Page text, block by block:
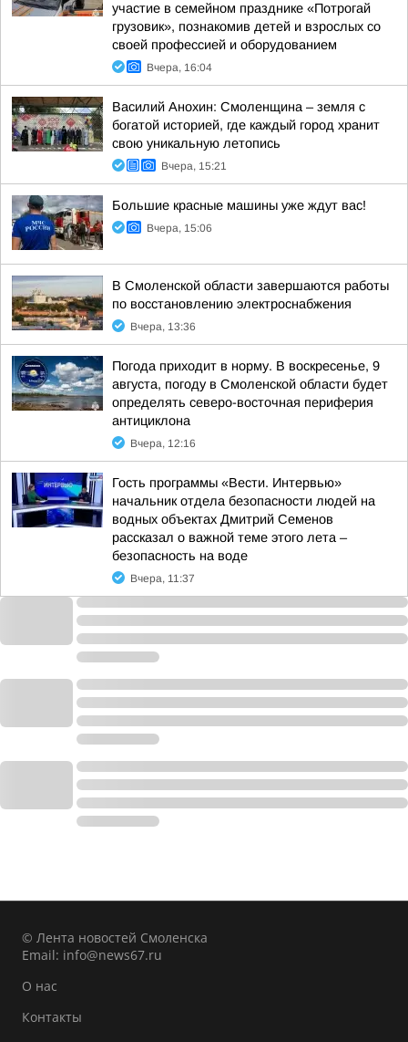
участие в семейном празднике «Потрогай
грузовик», познакомив детей и взрослых со
своей профессией и оборудованием
Вчера, 16:04
Василий Анохин: Смоленщина – земля с
богатой историей, где каждый город хранит
свою уникальную летопись
Вчера, 15:21
Большие красные машины уже ждут вас!
Вчера, 15:06
В Смоленской области завершаются работы
по восстановлению электроснабжения
Вчера, 13:36
Погода приходит в норму. В воскресенье, 9
августа, погоду в Смоленской области будет
определять северо-восточная периферия
антициклона
Вчера, 12:16
Гость программы «Вести. Интервью»
начальник отдела безопасности людей на
водных объектах Дмитрий Семенов
рассказал о важной теме этого лета –
безопасность на воде
Вчера, 11:37
© Лента новостей Смоленска
Email: info@news67.ru
О нас
Контакты